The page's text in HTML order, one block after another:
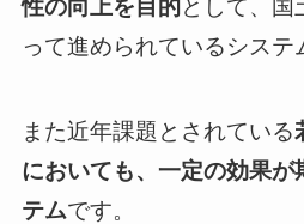
性の向上を目的 として、国
って進められているシステ
また近年課題とされている
においても、一定の効果が
テムです。